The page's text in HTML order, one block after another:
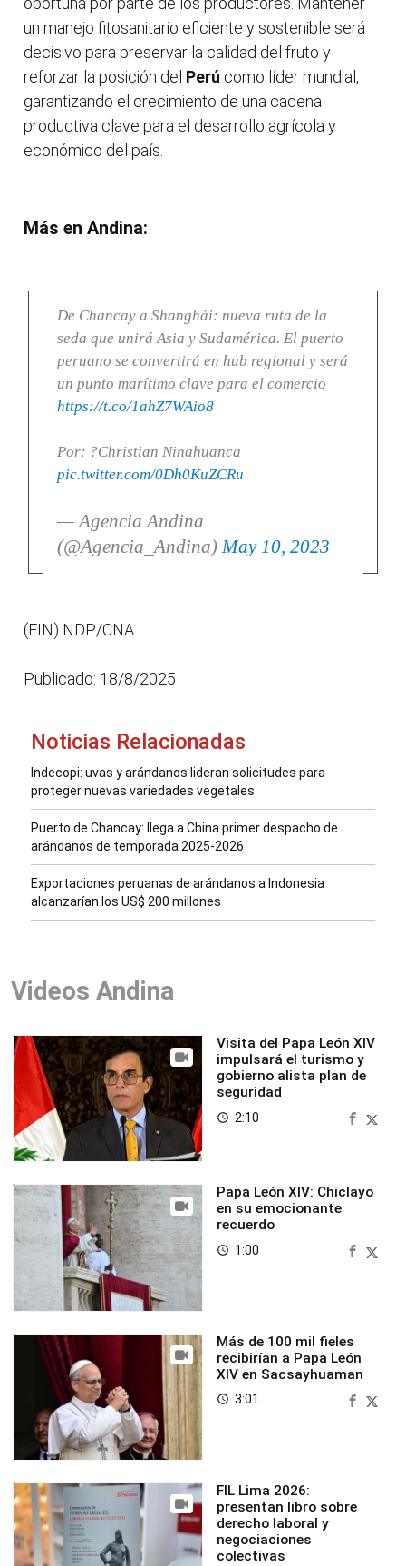
un manejo fitosanitario eficiente y sostenible será
decisivo para preservar la calidad del fruto y
reforzar la posición del Perú como líder mundial,
garantizando el crecimiento de una cadena
productiva clave para el desarrollo agrícola y
económico del país.
Más en Andina:
De Chancay a Shanghái: nueva ruta de la
seda que unirá Asia y Sudamérica. El puerto
peruano se convertirá en hub regional y será
un punto marítimo clave para el comercio
https://t.co/1ahZ7WAio8
Por: ?Christian Ninahuanca
pic.twitter.com/0Dh0KuZCRu
— Agencia Andina
(@Agencia_Andina)May 10, 2023
(FIN) NDP/CNA
Publicado: 18/8/2025
Noticias Relacionadas
Indecopi: uvas y arándanos lideran solicitudes para
proteger nuevas variedades vegetales
Puerto de Chancay: llega a China primer despacho de
arándanos de temporada 2025-2026
Exportaciones peruanas de arándanos a Indonesia
alcanzarían los US$ 200 millones
Videos Andina
Visita del Papa León XIV
impulsará el turismo y
gobierno alista plan de
seguridad
access_time 2:10
Papa León XIV: Chiclayo
en su emocionante
recuerdo
access_time 1:00
Más de 100 mil fieles
recibirían a Papa León
XIV en Sacsayhuaman
access_time 3:01
FIL Lima 2026:
presentan libro sobre
derecho laboral y
negociaciones
colectivas